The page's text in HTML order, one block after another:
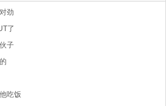
劲
了
子
吃饭